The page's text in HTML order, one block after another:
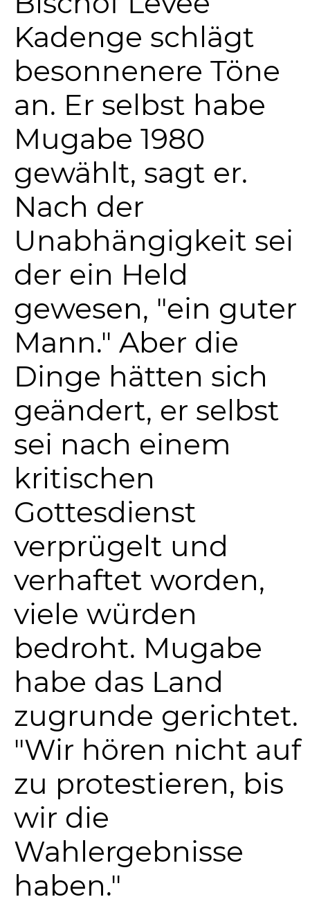
Kadenge schlägt
besonnenere Töne
an. Er selbst habe
Mugabe 1980
gewählt, sagt er.
Nach der
Unabhängigkeit sei
der ein Held
gewesen, "ein guter
Mann." Aber die
Dinge hätten sich
geändert, er selbst
sei nach einem
kritischen
Gottesdienst
verprügelt und
verhaftet worden,
viele würden
bedroht. Mugabe
habe das Land
zugrunde gerichtet.
"Wir hören nicht auf
zu protestieren, bis
wir die
Wahlergebnisse
haben."